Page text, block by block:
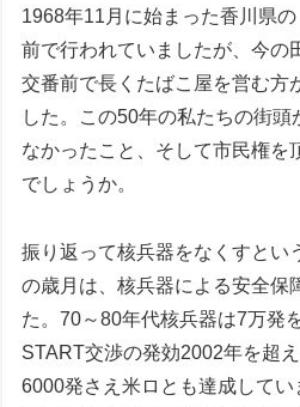
1968年11月に始まった香川県
前で行われていましたが、今の
交番前で長くたばこ屋を営む方
した。この50年の私たちの街
なかったこと、そして市民権を
でしょうか。
振り返って核兵器をなくすとい
の歳月は、核兵器による安全保
た。70～80年代核兵器は7万発
START交渉の発効2002年を超
6000発さえ米ロとも達成して